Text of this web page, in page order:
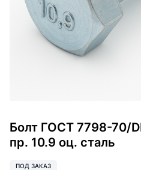
Болт ГОСТ 7798-70/
пр. 10.9 оц. сталь
ПОД ЗАКАЗ